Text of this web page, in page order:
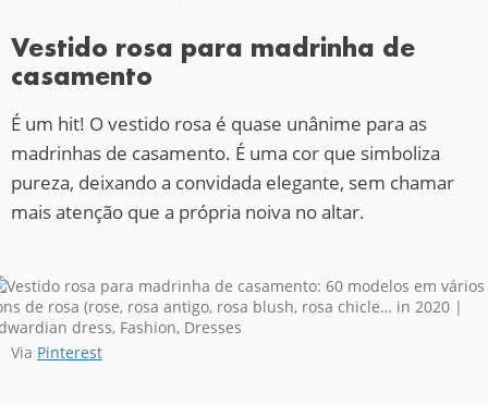
Vestido rosa para madrinha de
casamento
É um hit! O vestido rosa é quase unânime para as
madrinhas de casamento. É uma cor que simboliza
pureza, deixando a convidada elegante, sem chamar
mais atenção que a própria noiva no altar.
Via Pinterest